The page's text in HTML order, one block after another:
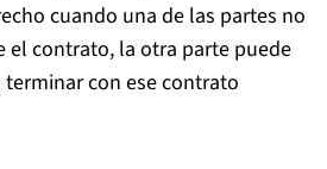
cuando una de las partes no
el contrato, la otra parte puede
con ese contrato